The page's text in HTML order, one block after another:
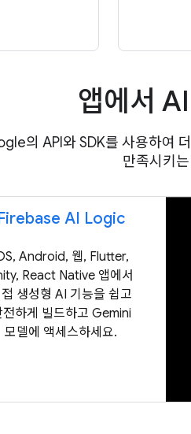
앱에서
의 API와 SDK를 사용하여
만족시키
AI Logic
Android, 웹, Flutter,
React Native 앱에서
생성형 AI 기능을 쉽고
전하게 빌드하고 Gemini
모델에 액세스하세요.